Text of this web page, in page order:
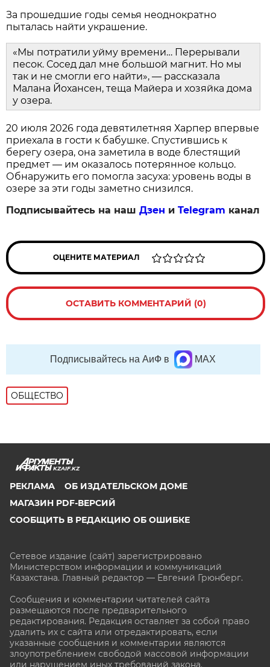
За прошедшие годы семья неоднократно
пыталась найти украшение.
«Мы потратили уйму времени… Перерывали
песок. Сосед дал мне большой магнит. Но мы
так и не смогли его найти», — рассказала
Малана Йохансен, теща Майера и хозяйка дома
у озера.
20 июля 2026 года девятилетняя Харпер впервые
приехала в гости к бабушке. Спустившись к
берегу озера, она заметила в воде блестящий
предмет — им оказалось потерянное кольцо.
Обнаружить его помогла засуха: уровень воды в
озере за эти годы заметно снизился.
Подписывайтесь на нашДзен иTelegram канал
ОЦЕНИТЕ МАТЕРИАЛ
ОСТАВИТЬ КОММЕНТАРИЙ (0)
Подписывайтесь на АиФ в MAX
ОБЩЕСТВО
KZAIF.KZ
РЕКЛАМА
ОБ ИЗДАТЕЛЬСКОМ ДОМЕ
МАГАЗИН PDF-ВЕРСИЙ
СООБЩИТЬ В РЕДАКЦИЮ ОБ ОШИБКЕ
Сетевое издание (сайт) зарегистрировано
Министерством информации и коммуникаций
Казахстана. Главный редактор — Евгений Грюнберг.
Сообщения и комментарии читателей сайта
размещаются после предварительного
редактирования. Редакция оставляет за собой право
удалить их с сайта или отредактировать, если
указанные сообщения и комментарии являются
злоупотреблением свободой массовой информации
или нарушением иных требований закона.